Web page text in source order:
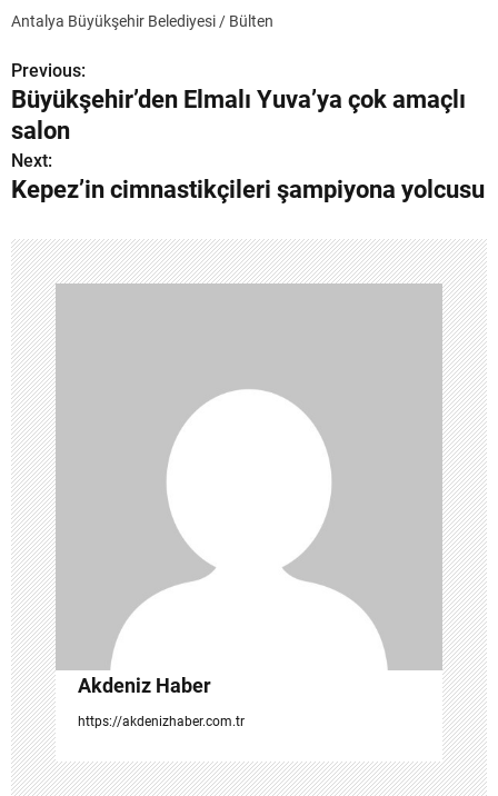
Antalya Büyükşehir Belediyesi / Bülten
Y
a
z
ı
g
e
z
i
n
m
e
s
i
Previous:
Büyükşehir’den Elmalı Yuva’ya çok amaçlı
salon
Next:
Kepez’in cimnastikçileri şampiyona yolcusu
Akdeniz Haber
https://akdenizhaber.com.tr